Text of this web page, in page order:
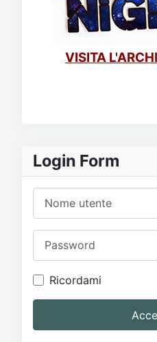
Login Form
Ricordami
VISITA